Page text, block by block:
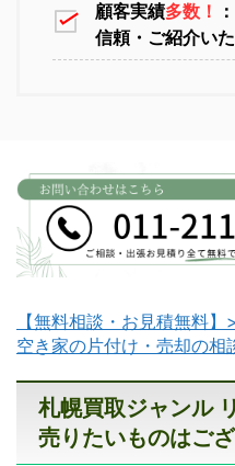
滝川不用品回収
顧客実績多数！
信頼・ご紹介い
【無料相談・お見積無料
空き家の片付け・売却の相
札幌買取ジャンル
売りたいものはご